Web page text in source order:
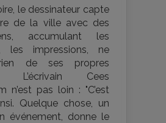
le dessinateur capte
de la ville avec des
accumulant les
les impressions, ne
de ses propres
L’écrivain Cees
n’est pas loin : "C’est
Quelque chose, un
événement, donne le